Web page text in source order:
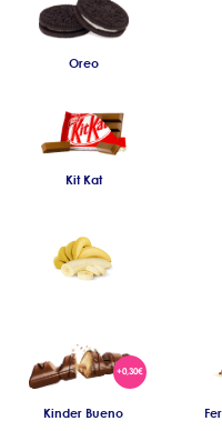
Oreo
Kit Kat
Kinder Bueno